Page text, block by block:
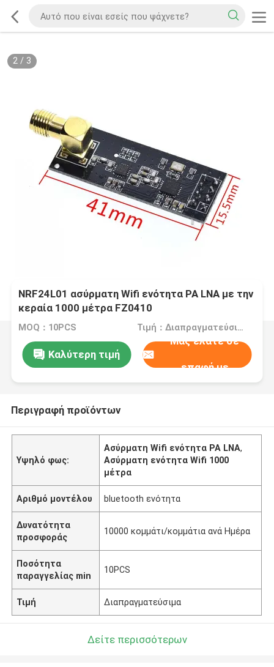
2/ 3
NRF24L01 ασύρματη Wifi ενότητα PA LNA με την
κεραία 1000 μέτρα FZ0410
MOQ：10PCS Τιμή：Διαπραγματεύσιμα
Καλύτερη τιμή
Μας ελάτε σε
επαφή με
Περιγραφή προϊόντων
Υψηλό φως:
Ασύρματη Wifi ενότητα PA LNA,
Ασύρματη ενότητα Wifi 1000
μέτρα
Αριθμό μοντέλου bluetooth ενότητα
Δυνατότητα
προσφοράς
10000 κομμάτι/κομμάτια ανά Ημέρα
Ποσότητα
παραγγελίας min
10PCS
Τιμή Διαπραγματεύσιμα
Δείτε περισσότερων